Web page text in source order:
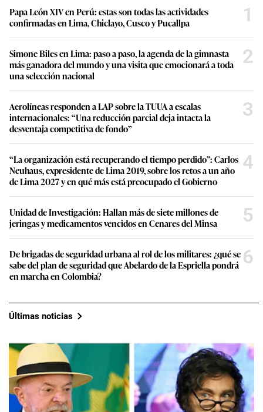
Papa León XIV en Perú: estas son todas las actividades
confirmadas en Lima, Chiclayo, Cusco y Pucallpa
1
Simone Biles en Lima: paso a paso, la agenda de la gimnasta
más ganadora del mundo y una visita que emocionará a toda
una selección nacional
2
Aerolíneas responden a LAP sobre la TUUA a escalas
internacionales: “Una reducción parcial deja intacta la
desventaja competitiva de fondo”
3
“La organización está recuperando el tiempo perdido”: Carlos
Neuhaus, expresidente de Lima 2019, sobre los retos a un año
de Lima 2027 y en qué más está preocupado el Gobierno
4
Unidad de Investigación: Hallan más de siete millones de
jeringas y medicamentos vencidos en Cenares del Minsa
5
De brigadas de seguridad urbana al rol de los militares: ¿qué se
sabe del plan de seguridad que Abelardo de la Espriella pondrá
en marcha en Colombia?
6
Últimas noticias